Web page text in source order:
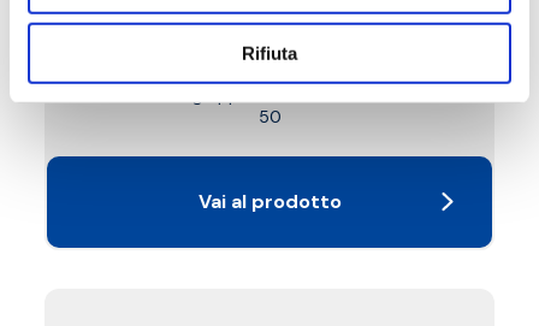
Rifiuta
Temperatura massima di esercizio
50
Vai al prodotto